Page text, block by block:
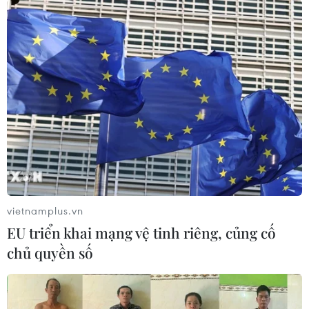
Nứt núi, Thanh Hóa sơ tán
khẩn cấp nhiều hộ dân
07/08/2026 13:17
Cắt giảm, đơn giản hóa thủ
tục hành chính dựa trên
dữ liệu phải đảm bảo thực
chất
07/08/2026 13:12
Vĩnh Long huy động nhiều
nguồn tư liệu phục vụ tìm
Bảo mẫu tại cơ sở mầm
non thừa nhận hành vi bạo
vietnamplus.vn
EU triển khai mạng vệ tinh riêng, củng cố
chủ quyền số